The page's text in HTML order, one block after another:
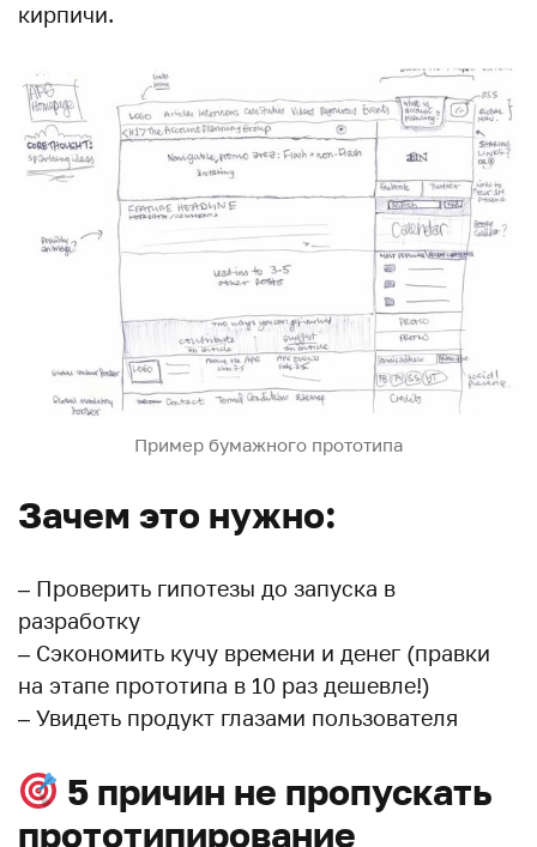
кирпичи.
Пример бумажного прототипа
Зачем это нужно:
– Проверить гипотезы до запуска в
разработку
– Сэкономить кучу времени и денег (правки
на этапе прототипа в 10 раз дешевле!)
– Увидеть продукт глазами пользователя
5 причин не пропускать
прототипирование